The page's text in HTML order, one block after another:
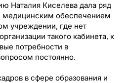
Наталия Киселева дала ряд
медицинским обеспечением
учреждении, где нет
такого кабинета, к
потребности в
постоянно.
в сфере образования и